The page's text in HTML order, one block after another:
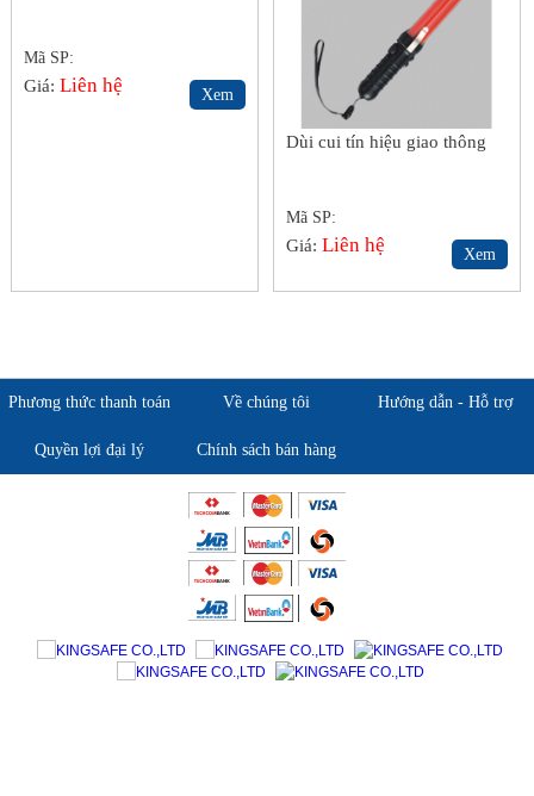
Mã SP:
Giá:Liên hệ Xem
Dùi cui tín hiệu giao thông
Mã SP:
Giá:Liên hệ Xem
Phương thức thanh toán Về chúng tôi Hướng dẫn - Hỗ trợ
Quyền lợi đại lý Chính sách bán hàng